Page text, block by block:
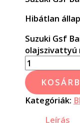
Hibátlan
Suzuki Gsf
olajszivattyú
Kategóriák:
Leírás